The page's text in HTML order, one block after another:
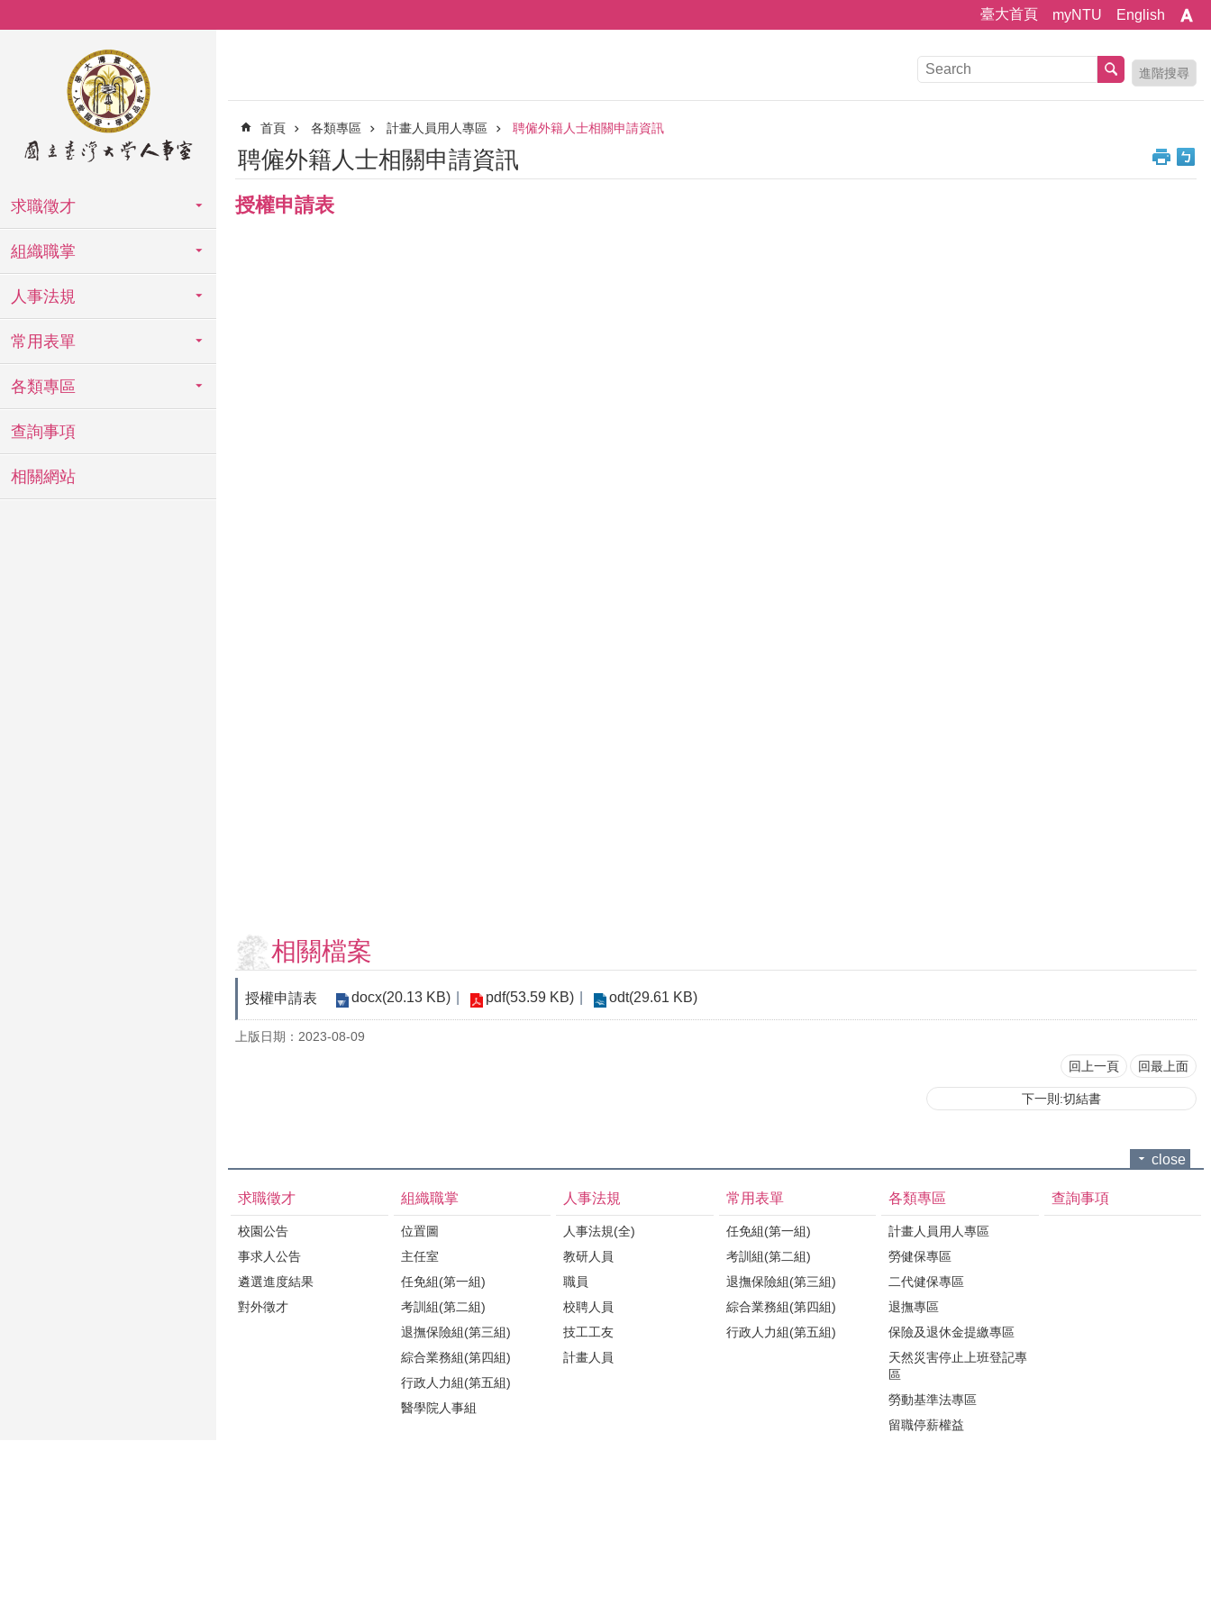
臺大首頁 myNTU English
求職徵才
組織職掌
人事法規
常用表單
各類專區
查詢事項
相關網站
進階搜尋
首頁 各類專區 計畫人員用人專區 聘僱外籍人士相關申請資訊
聘僱外籍人士相關申請資訊
授權申請表
相關檔案
授權申請表 docx(20.13 KB) pdf(53.59 KB) odt(29.61 KB)
上版日期：2023-08-09
回上一頁 回最上面
下一則:切結書
close
求職徵才
校園公告
事求人公告
遴選進度結果
對外徵才
組織職掌
位置圖
主任室
任免組(第一組)
考訓組(第二組)
退撫保險組(第三組)
綜合業務組(第四組)
行政人力組(第五組)
醫學院人事組
人事法規
人事法規(全)
教研人員
職員
校聘人員
技工工友
計畫人員
常用表單
任免組(第一組)
考訓組(第二組)
退撫保險組(第三組)
綜合業務組(第四組)
行政人力組(第五組)
各類專區
計畫人員用人專區
勞健保專區
二代健保專區
退撫專區
保險及退休金提繳專區
天然災害停止上班登記專
區
勞動基準法專區
留職停薪權益
查詢事項